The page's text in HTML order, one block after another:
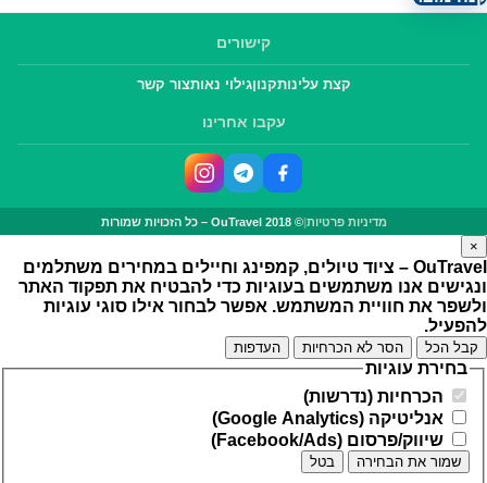
קישורים
קצת עלינותקנוןגילוי נאותצור קשר
עקבו אחרינו
מדיניות פרטיות|© OuTravel 2018 – כל הזכויות שמורות
×
OuTravel – ציוד טיולים, קמפינג וחיילים במחירים משתלמים
ונגישים אנו משתמשים בעוגיות כדי להבטיח את תפקוד האתר
ולשפר את חוויית המשתמש. אפשר לבחור אילו סוגי עוגיות
להפעיל.
קבל הכל הסר לא הכרחיות העדפות
בחירת עוגיות
הכרחיות (נדרשות)
אנליטיקה (Google Analytics)
שיווק/פרסום (Facebook/Ads)
שמור את הבחירה בטל